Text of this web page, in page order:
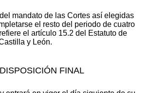
mandato de las Cortes así elegidas
el resto del periodo de cuatro
el artículo 15.2 del Estatuto de
y León.
DISPOSICIÓN FINAL